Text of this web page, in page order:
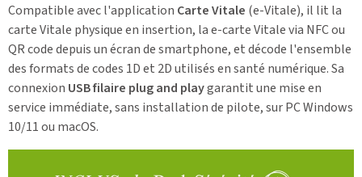
Compatible avec l'application Carte Vitale (e-Vitale), il lit la
carte Vitale physique en insertion, la e-carte Vitale via NFC ou
QR code depuis un écran de smartphone, et décode l'ensemble
des formats de codes 1D et 2D utilisés en santé numérique. Sa
connexion USB filaire plug and playgarantit une mise en
service immédiate, sans installation de pilote, sur PC Windows
10/11 ou macOS.